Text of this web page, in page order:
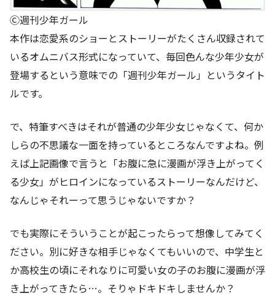
Ⓒ週刊少年ガール
本作は恋愛系のショーとストーリーがたくさん収録されて
いるオムニバス形式になっていて、毎回色んな少年少女が
登場するという意味での「週刊少年ガール」というタイト
ルです。
で、特筆すべきはそれが普通の少年少女じゃなくて、何か
しらの不思議な一面を持っているところなんですよね。例
えば上記画像で言うと「お腹に急に漫画が浮き上がってく
る少女」がヒロインになっているストーリーなんだけど、
なんじゃそれーって思うじゃないですか？
でも実際にそういうことが起こったらって想像してみてく
ださい。別に好きな相手じゃなくてもいいので、中学生と
か高校生の頃にそれなりに可愛い女の子のお腹に漫画が浮
き上がってきたら…。そりゃドキドキしませんか？